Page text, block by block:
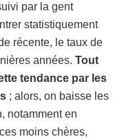
par la gent
statistiquement
récente, le taux de
années. Tout
tendance par les
; alors, on baisse les
notamment en
moins chères,